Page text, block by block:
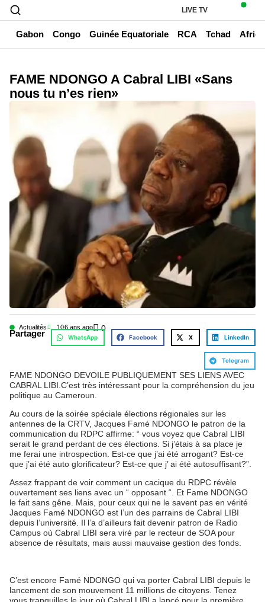
LIVE TV
Gabon Congo Guinée Equatoriale RCA Tchad
FAME NDONGO A Cabral LIBI «Sans
nous tu n’es rien»
Actualités 106 ans ago 0
Partager WhatsApp Facebook X LinkedIn
Telegram
FAME NDONGO DEVOILE PUBLIQUEMENT SES LIENS AVEC
CABRAL LIBI.C’est très intéressant pour la compréhension du jeu
politique au Cameroun.
Au cours de la soirée spéciale élections régionales sur les
antennes de la CRTV, Jacques Famé NDONGO le patron de la
communication du RDPC affirme: “ vous voyez que Cabral LIBI
serait le grand perdant de ces élections. Si j’étais à sa place je
me ferai une introspection. Est-ce que j’ai été arrogant? Est-ce
que j’ai été auto glorificateur? Est-ce que j’ ai été autosuffisant?”.
Assez frappant de voir comment un cacique du RDPC révèle
ouvertement ses liens avec un “ opposant “. Et Fame NDONGO
le fait sans gêne. Mais, pour ceux qui ne le savent pas en vérité
Jacques Famé NDONGO est l’un des parrains de Cabral LIBI
depuis l’université. Il l’a d’ailleurs fait devenir patron de Radio
Campus où Cabral LIBI sera viré par le recteur de SOA pour
absence de résultats, mais aussi mauvaise gestion des fonds.
C’est encore Famé NDONGO qui va porter Cabral LIBI depuis le
lancement de son mouvement 11 millions de citoyens. Tenez